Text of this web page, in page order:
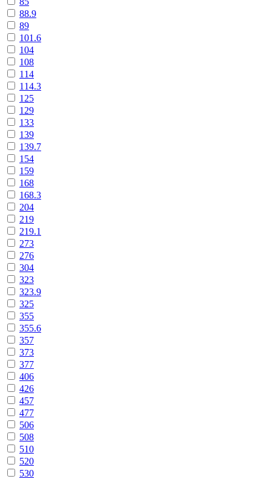
88.9
89
101.6
104
108
114
114.3
125
129
133
139
139.7
154
159
168
168.3
204
219
219.1
273
276
304
323
323.9
325
355
355.6
357
373
377
406
426
457
477
506
508
510
520
530